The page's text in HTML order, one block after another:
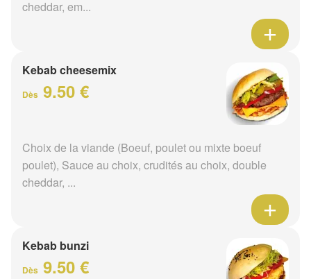
cheddar, em...
Kebab cheesemix
Dès 9.50 €
Choix de la viande (Boeuf, poulet ou mixte boeuf
poulet), Sauce au choix, crudités au choix, double
cheddar, ...
Kebab bunzi
Dès 9.50 €